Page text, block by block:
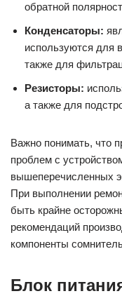
обратной
Конденсаторы:
используются для
также для
Резисторы:
а также для
Важно понимать, что
проблем с
вышеперечисленных
При выполнении
быть крайне
рекомендаций
компоненты
Блок